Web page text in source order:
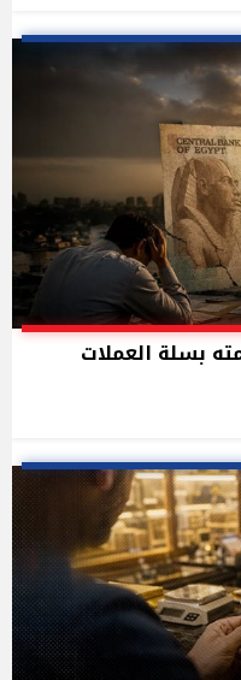
بسلة العملات